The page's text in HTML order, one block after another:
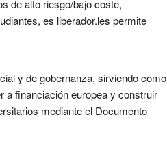
de alto riesgo/bajo coste,
es liberador.les permite
y de gobernanza, sirviendo como
a financiación europea y construir
mediante el Documento